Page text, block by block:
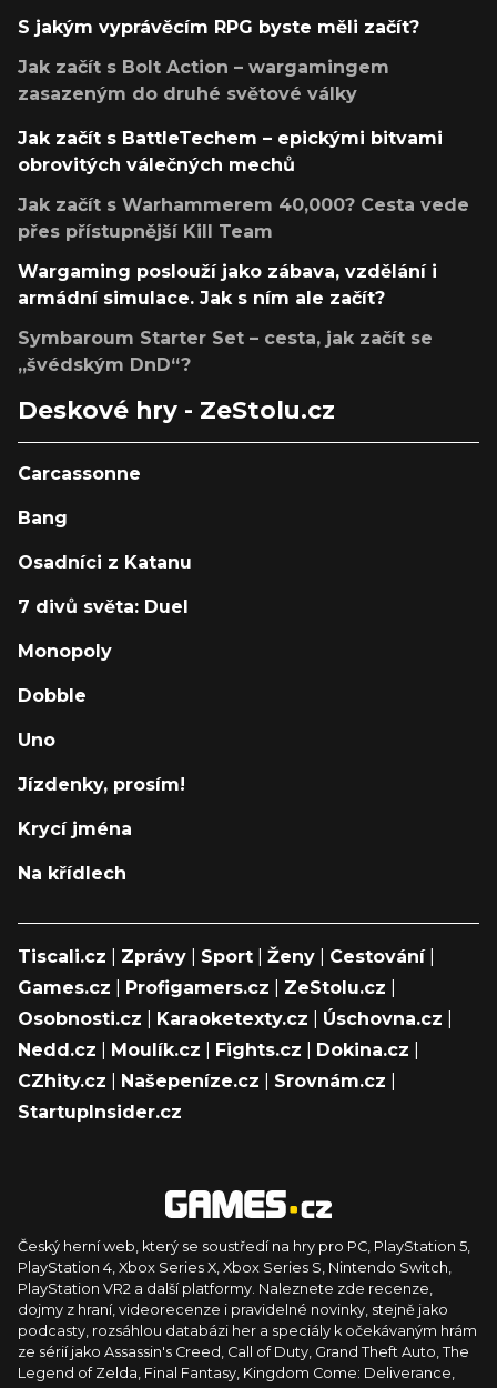
S jakým vyprávěcím RPG byste měli začít?
Jak začít s Bolt Action – wargamingem
zasazeným do druhé světové války
Jak začít s BattleTechem – epickými bitvami
obrovitých válečných mechů
Jak začít s Warhammerem 40,000? Cesta vede
přes přístupnější Kill Team
Wargaming poslouží jako zábava, vzdělání i
armádní simulace. Jak s ním ale začít?
Symbaroum Starter Set – cesta, jak začít se
„švédským DnD“?
Deskové hry - ZeStolu.cz
Carcassonne
Bang
Osadníci z Katanu
7 divů světa: Duel
Monopoly
Dobble
Uno
Jízdenky, prosím!
Krycí jména
Na křídlech
Tiscali.cz Zprávy Sport Ženy Cestování|
Games.cz
Profigamers.cz ZeStolu.cz
Osobnosti.cz
Karaoketexty.cz Úschovna.cz
Nedd.cz
Moulík.cz Fights.cz Dokina.cz
CZhity.cz
Našepeníze.cz Srovnám.cz
StartupInsider.cz
Český herní web, který se soustředí na hry pro PC, PlayStation 5,
PlayStation 4, Xbox Series X, Xbox Series S, Nintendo Switch,
PlayStation VR2 a další platformy. Naleznete zde recenze,
dojmy z hraní, videorecenze i pravidelné novinky, stejně jako
podcasty, rozsáhlou databázi her a speciály k očekávaným hrám
ze sérií jako Assassin's Creed, Call of Duty, Grand Theft Auto, The
Legend of Zelda, Final Fantasy, Kingdom Come: Deliverance,